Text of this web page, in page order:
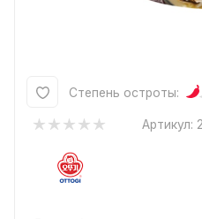
Степень остроты:
Артикул: